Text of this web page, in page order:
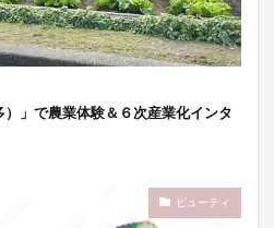
」で農業体験＆６次産業化インタ
ビューティ